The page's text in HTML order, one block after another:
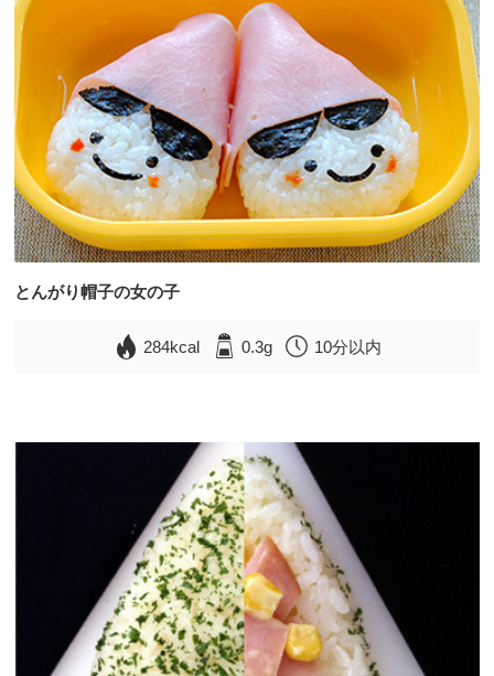
とんがり帽子の女の子
284kcal 0.3g 10分以内